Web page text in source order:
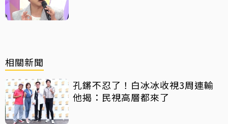
相關新聞
孔鏘不忍了！白冰冰收視3周連輸
他揭：民視高層都來了